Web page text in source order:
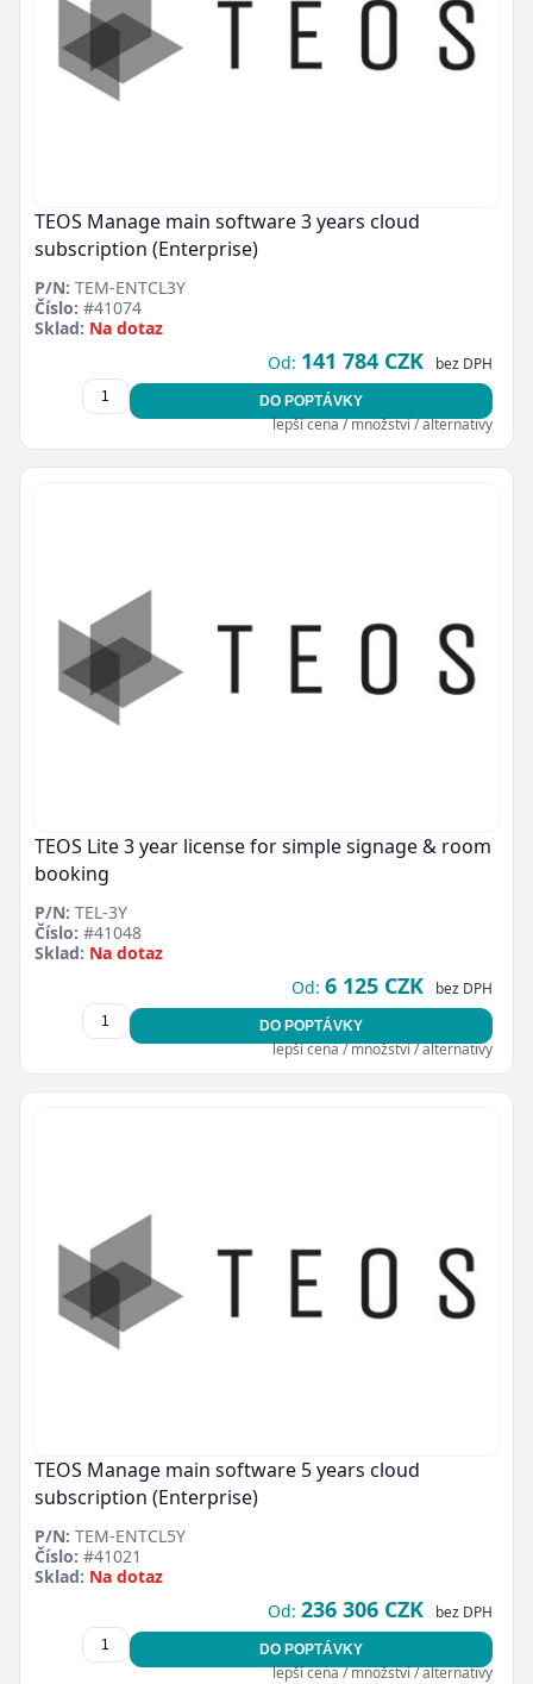
TEOS Manage main software 3 years cloud
subscription (Enterprise)
P/N: TEM-ENTCL3Y
Číslo: #41074
Sklad: Na dotaz
Od: 141 784 CZK bez DPH
DO POPTÁVKY
lepší cena / množství / alternativy
TEOS Lite 3 year license for simple signage & room
booking
P/N: TEL-3Y
Číslo: #41048
Sklad: Na dotaz
Od: 6 125 CZK bez DPH
DO POPTÁVKY
lepší cena / množství / alternativy
TEOS Manage main software 5 years cloud
subscription (Enterprise)
P/N: TEM-ENTCL5Y
Číslo: #41021
Sklad: Na dotaz
Od: 236 306 CZK bez DPH
DO POPTÁVKY
lepší cena / množství / alternativy